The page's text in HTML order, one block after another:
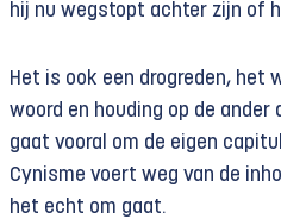
hij nu wegstopt achter zijn of
Het is ook een drogreden,
woord en houding op de
gaat vooral om de eigen
Cynisme voert weg van de
het echt om gaat.